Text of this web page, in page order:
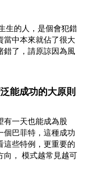
生的人，是個會犯錯
當中本來就佔了很大
錯了，請原諒因為風
能成功的大原則
有一天也能成為股
個巴菲特，這種成功
這些特例，更重要的
向， 模式越常見越可